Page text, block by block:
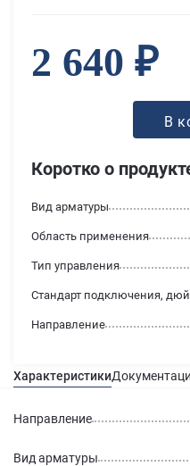
Коротко о
Направление
Вид арматуры
Область применения
Тип управления
Стандарт подключения,
2 640 ₽
В
Характеристики
Направление
Вид арматуры